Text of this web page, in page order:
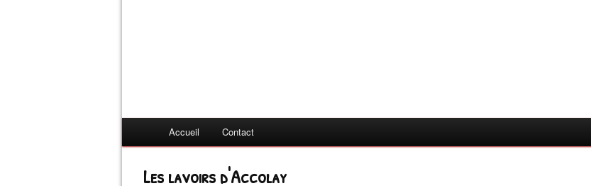
Accueil Contact
Les lavoirs d'Accolay